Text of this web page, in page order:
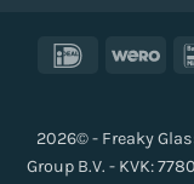
IDeal
2026© - Freaky
Group B.V. - KVK: